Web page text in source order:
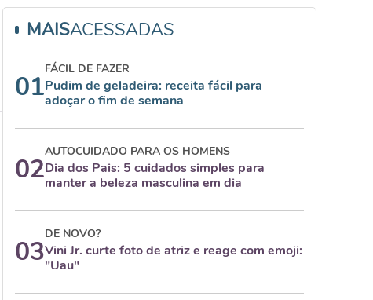
MAISACESSADAS
01
FÁCIL DE FAZER
Pudim de geladeira: receita fácil para
adoçar o fim de semana
02
AUTOCUIDADO PARA OS HOMENS
Dia dos Pais: 5 cuidados simples para
manter a beleza masculina em dia
03
DE NOVO?
Vini Jr. curte foto de atriz e reage com emoji:
"Uau"